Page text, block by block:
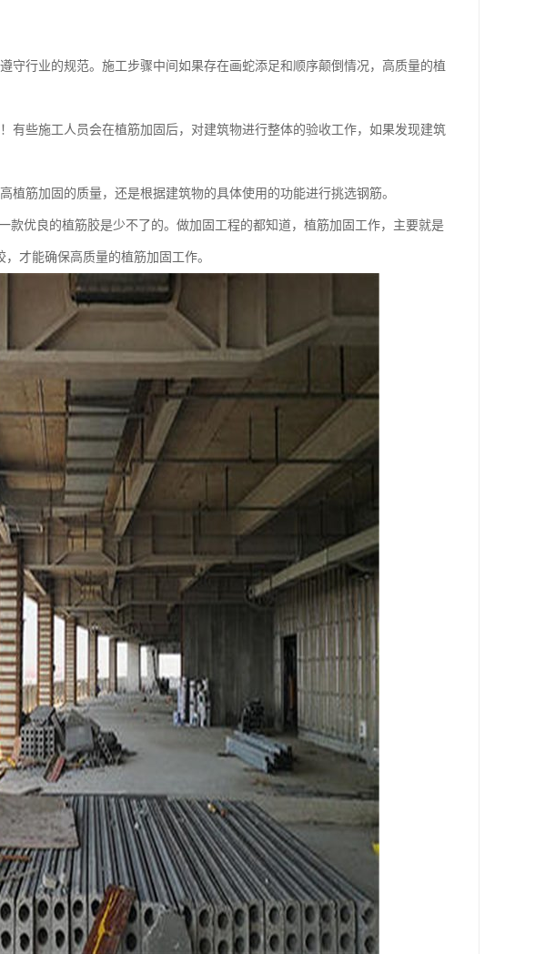
守行业的规范。施工步骤中间如果存在画蛇添足和顺序颠倒情况，高质量的植
有些施工人员会在植筋加固后，对建筑物进行整体的验收工作，如果发现建筑
筋加固的质量，还是根据建筑物的具体使用的功能进行挑选钢筋。
款优良的植筋胶是少不了的。做加固工程的都知道，植筋加固工作，主要就是
才能确保高质量的植筋加固工作。